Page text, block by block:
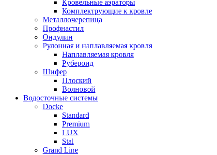
Кровельные аэраторы
Комплектрующие к кровле
Металлочерепица
Профнастил
Ондулин
Рулонная и наплавляемая кровля
Наплавляемая кровля
Рубероид
Шифер
Плоский
Волновой
Водосточные системы
Docke
Standard
Premium
LUX
Stal
Grand Line